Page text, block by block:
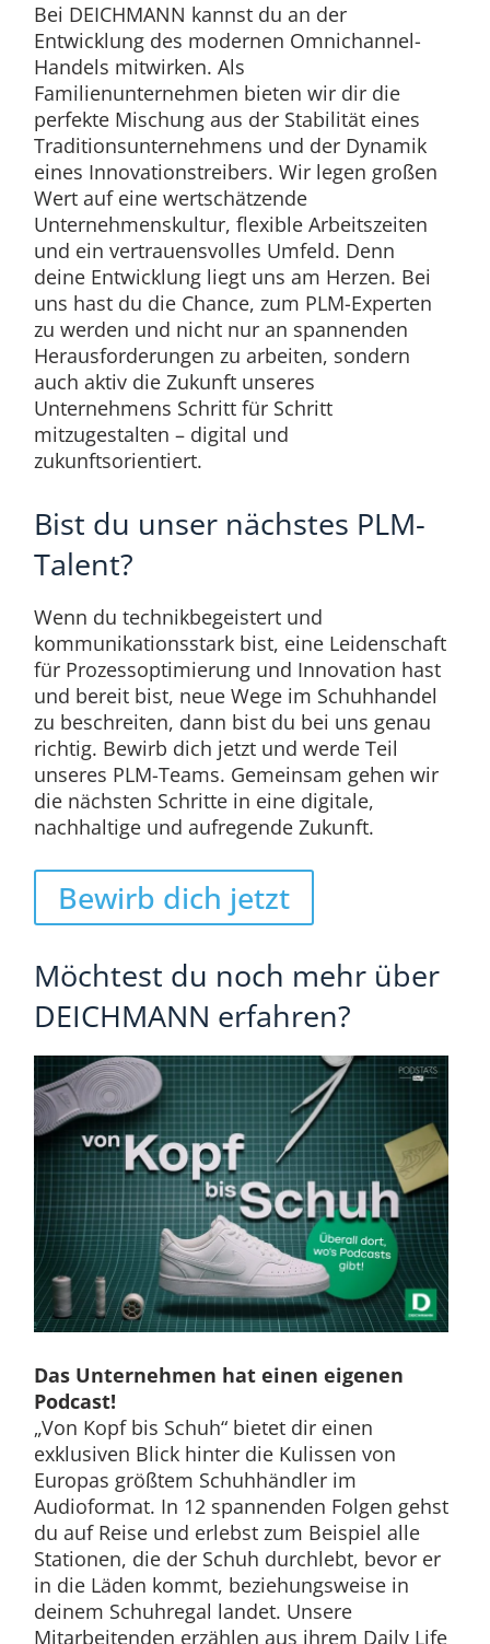
Bei DEICHMANN kannst du an der
Entwicklung des modernen Omnichannel-
Handels mitwirken. Als
Familienunternehmen bieten wir dir die
perfekte Mischung aus der Stabilität eines
Traditionsunternehmens und der Dynamik
eines Innovationstreibers. Wir legen großen
Wert auf eine wertschätzende
Unternehmenskultur, flexible Arbeitszeiten
und ein vertrauensvolles Umfeld. Denn
deine Entwicklung liegt uns am Herzen. Bei
uns hast du die Chance, zum PLM-Experten
zu werden und nicht nur an spannenden
Herausforderungen zu arbeiten, sondern
auch aktiv die Zukunft unseres
Unternehmens Schritt für Schritt
mitzugestalten – digital und
zukunftsorientiert.
Bist du unser nächstes PLM-
Talent?
Wenn du technikbegeistert und
kommunikationsstark bist, eine Leidenschaft
für Prozessoptimierung und Innovation hast
und bereit bist, neue Wege im Schuhhandel
zu beschreiten, dann bist du bei uns genau
richtig. Bewirb dich jetzt und werde Teil
unseres PLM-Teams. Gemeinsam gehen wir
die nächsten Schritte in eine digitale,
nachhaltige und aufregende Zukunft.
Bewirb dich jetzt
Möchtest du noch mehr über
DEICHMANN erfahren?
Das Unternehmen hat einen eigenen
Podcast!
„Von Kopf bis Schuh“ bietet dir einen
exklusiven Blick hinter die Kulissen von
Europas größtem Schuhhändler im
Audioformat. In 12 spannenden Folgen gehst
du auf Reise und erlebst zum Beispiel alle
Stationen, die der Schuh durchlebt, bevor er
in die Läden kommt, beziehungsweise in
deinem Schuhregal landet. Unsere
Mitarbeitenden erzählen aus ihrem Daily Life